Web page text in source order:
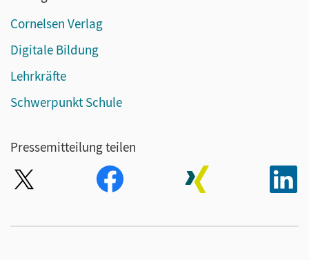
Cornelsen Verlag
Digitale Bildung
Lehrkräfte
Schwerpunkt Schule
Pressemitteilung teilen